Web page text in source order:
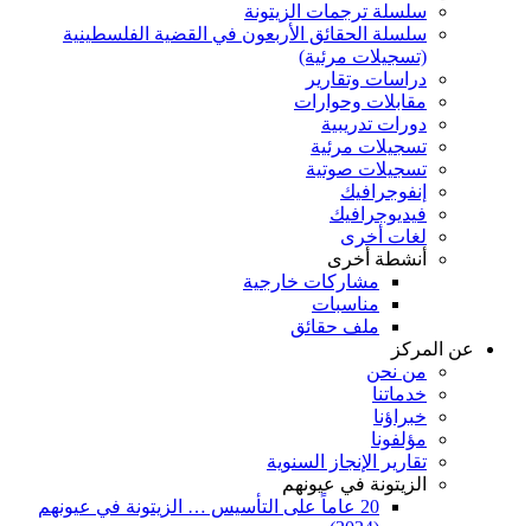
سلسلة ترجمات الزيتونة
سلسلة الحقائق الأربعون في القضية الفلسطينية
(تسجيلات مرئية)
دراسات وتقارير
مقابلات وحوارات
دورات تدريبية
تسجيلات مرئية
تسجيلات صوتية
إنفوجرافيك
فيديوجرافيك
لغات أخرى
أنشطة أخرى
مشاركات خارجية
مناسبات
ملف حقائق
عن المركز
من نحن
خدماتنا
خبراؤنا
مؤلفونا
تقارير الإنجاز السنوية
الزيتونة في عيونهم
20 عاماً على التأسيس … الزيتونة في عيونهم